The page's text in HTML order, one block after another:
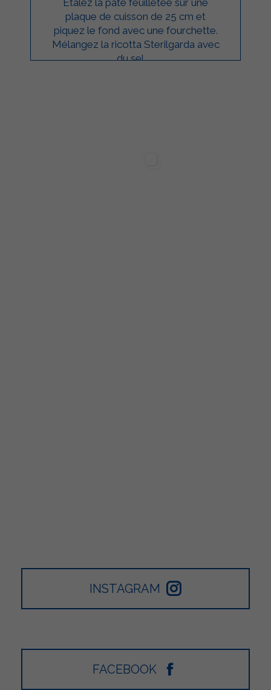
plaque de cuisson de 25 cm et
piquez le fond avec une fourchette.
Mélangez la ricotta Sterilgarda avec
du sel, ...
INSTAGRAM
FACEBOOK